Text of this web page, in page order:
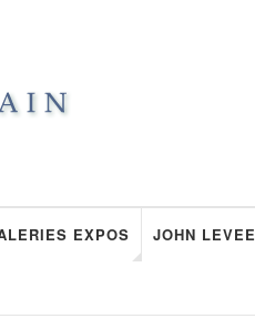
EXPOS JOHN LEVEE